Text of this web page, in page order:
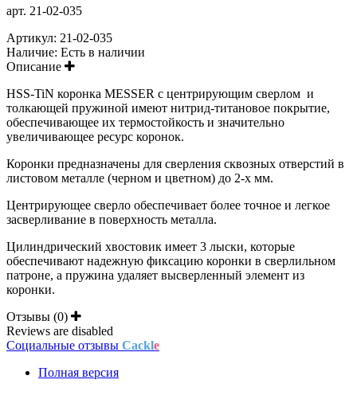
арт. 21-02-035
Артикул: 21-02-035
Наличие: Есть в наличии
Описание
HSS-TiN коронка MESSER с центрирующим сверлом и
толкающей пружиной имеют нитрид-титановое покрытие,
обеспечивающее их термостойкость и значительно
увеличивающее ресурс коронок.
Коронки предназначены для сверления сквозных отверстий в
листовом металле (черном и цветном) до 2-х мм.
Центрирующее сверло обеспечивает более точное и легкое
засверливание в поверхность металла.
Цилиндрический хвостовик имеет 3 лыски, которые
обеспечивают надежную фиксацию коронки в сверлильном
патроне, а пружина удаляет высверленный элемент из
коронки.
Отзывы (0)
Reviews are disabled
Социальные отзывы Cackle
Полная версия